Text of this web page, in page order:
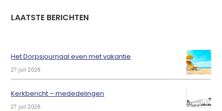
LAATSTE BERICHTEN
Het Dorpsjournaal even met vakantie
27 juli 2026
Kerkbericht – mededelingen
27 juli 2026